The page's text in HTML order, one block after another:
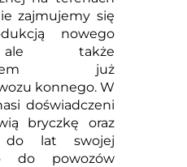
zajmujemy się
nowego
ale także
już
konnego. W
doświadczeni
bryczkę oraz
do lat swojej
do powozów